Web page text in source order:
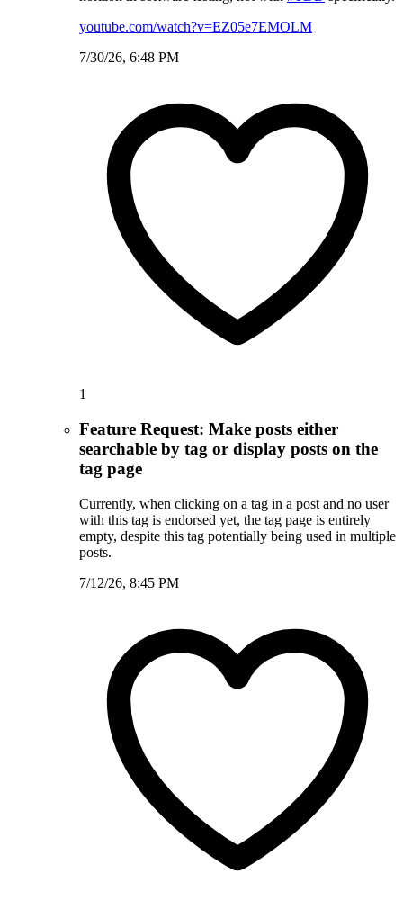
youtube.com/watch?v=EZ05e7EMOLM
7/30/26, 6:48 PM
1
Feature Request: Make posts either
searchable by tag or display posts on the
tag page
Currently, when clicking on a tag in a post and no user
with this tag is endorsed yet, the tag page is entirely
empty, despite this tag potentially being used in multiple
posts.
7/12/26, 8:45 PM